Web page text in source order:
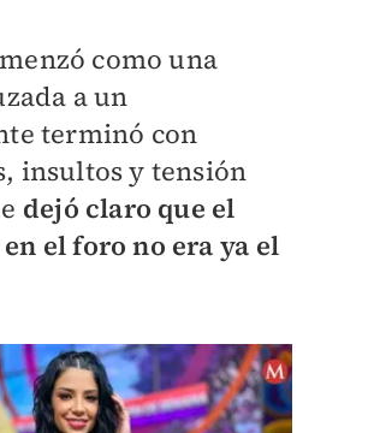
como una
a un
terminó con
insultos y tensión
dejó claro que el
el foro no era ya el